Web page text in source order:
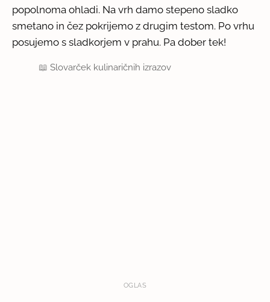
popolnoma ohladi. Na vrh damo stepeno sladko
smetano in čez pokrijemo z drugim testom. Po vrhu
posujemo s sladkorjem v prahu. Pa dober tek!
📖Slovarček kulinaričnih izrazov
OGLAS